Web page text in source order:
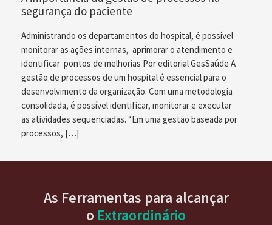
segurança do paciente
Administrando os departamentos do hospital, é possível
monitorar as ações internas, aprimorar o atendimento e
identificar pontos de melhorias Por editorial GesSaúde A
gestão de processos de um hospital é essencial para o
desenvolvimento da organização. Com uma metodologia
consolidada, é possível identificar, monitorar e executar
as atividades sequenciadas. “Em uma gestão baseada por
processos, […]
As Ferramentas para alcançar
o Extraordinário